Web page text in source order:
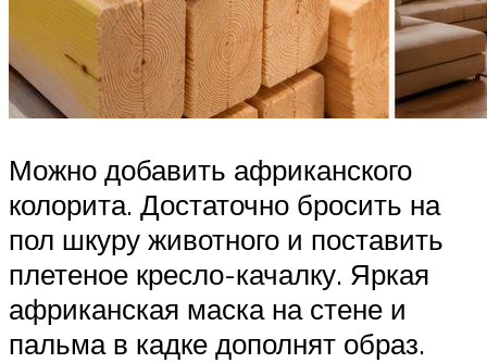
Можно добавить африканского
колорита. Достаточно бросить на
пол шкуру животного и поставить
плетеное кресло-качалку. Яркая
африканская маска на стене и
пальма в кадке дополнят образ.